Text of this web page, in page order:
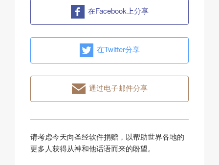
在Facebook上分享
在Twitter分享
通过电子邮件分享
请考虑今天向圣经软件捐赠，以帮助世界各地的
更多人获得从神和他话语而来的盼望。